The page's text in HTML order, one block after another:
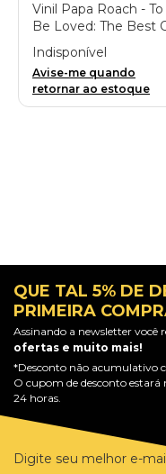
Vinil Papa Roach - To
Be Loved: The Best
Papa Roach (2LP) -
Importado
Indisponível
Avise-me quando
retornar ao estoque
QUE TAL 5% DE
PRIMEIRA
Assinando a newsletter você
ofertas e muito mais!
*Desconto não acumulativo
O cupom de desconto estará
24 horas.
Digite seu melhor e-